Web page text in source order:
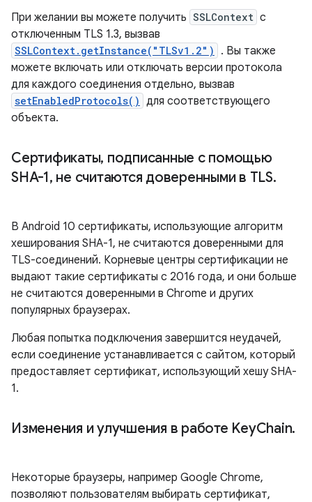
При желании вы можете получить SSLContext с
отключенным TLS 1.3, вызвав
SSLContext.getInstance("TLSv1.2")
. Вы также
можете включать или отключать версии протокола
для каждого соединения отдельно, вызвав
setEnabledProtocols() для соответствующего
объекта.
Сертификаты, подписанные с помощью
SHA-1, не считаются доверенными в TLS.
В Android 10 сертификаты, использующие алгоритм
хеширования SHA-1, не считаются доверенными для
TLS-соединений. Корневые центры сертификации не
выдают такие сертификаты с 2016 года, и они больше
не считаются доверенными в Chrome и других
популярных браузерах.
Любая попытка подключения завершится неудачей,
если соединение устанавливается с сайтом, который
предоставляет сертификат, использующий хешу SHA-
1.
Изменения и улучшения в работе KeyChain.
Некоторые браузеры, например Google Chrome,
позволяют пользователям выбирать сертификат,